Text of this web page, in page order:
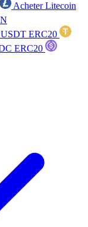
Acheter Litecoin
ERC20
ERC20